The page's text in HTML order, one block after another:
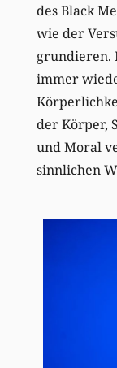
des Black
wie der
grundieren.
immer
der Körper,
und Moral
sinnlichen